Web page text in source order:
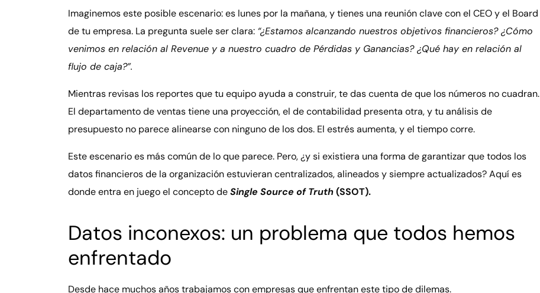
Imaginemos este posible escenario: es lunes por la mañana, y tienes una reunión clave con el CEO y el Board
de tu empresa. La pregunta suele ser clara: “¿Estamos alcanzando nuestros objetivos financieros? ¿Cómo
venimos en relación al Revenue y a nuestro cuadro de Pérdidas y Ganancias? ¿Qué hay en relación al
flujo de caja?”.
Mientras revisas los reportes que tu equipo ayuda a construir, te das cuenta de que los números no cuadran.
El departamento de ventas tiene una proyección, el de contabilidad presenta otra, y tu análisis de
presupuesto no parece alinearse con ninguno de los dos. El estrés aumenta, y el tiempo corre.
Este escenario es más común de lo que parece. Pero, ¿y si existiera una forma de garantizar que todos los
datos financieros de la organización estuvieran centralizados, alineados y siempre actualizados? Aquí es
donde entra en juego el concepto deSingle Source of Truth(SSOT).
Datos inconexos: un problema que todos hemos
enfrentado
Desde hace muchos años trabajamos con empresas que enfrentan este tipo de dilemas.